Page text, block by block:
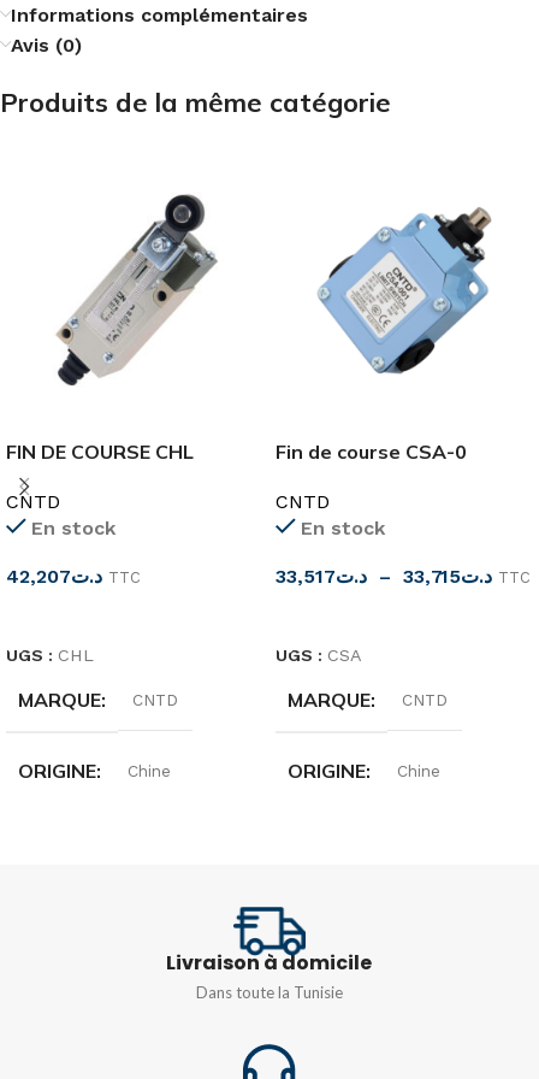
Informations complémentaires
Avis (0)
Produits de la même catégorie
FIN DE COURSE CHL
CNTD
En stock
د.ت42,207
TTC
UGS : CHL
MARQUE CNTD
ORIGINE Chine
Fin de course CSA-0
CNTD
En stock
د.ت33,517 – د.ت33,715
TTC
UGS : CSA
MARQUE CNTD
ORIGINE Chine
VITESSE DE
FONCTIONNEMENT
5 mm-0,5 m/s
RÉSISTANCE DE
Livraison à domicile
Dans toute la Tunisie